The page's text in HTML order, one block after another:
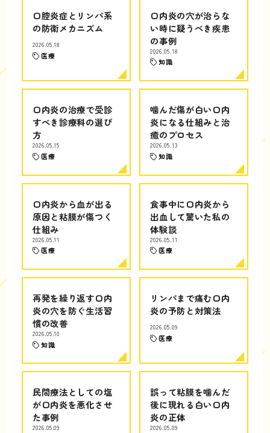
口腔炎症とリンパ系
の防衛メカニズム
2026.05.18
医療
口内炎の穴が治らな
い時に疑うべき疾患
の事例
2026.05.18
知識
口内炎の治療で受診
すべき診療科の選び
方
2026.05.15
医療
噛んだ傷が白い口内
炎になる仕組みと治
癒のプロセス
2026.05.13
知識
口内炎から血が出る
原因と粘膜が傷つく
仕組み
2026.05.11
医療
食事中に口内炎から
出血して驚いた私の
体験談
2026.05.11
医療
再発を繰り返す口内
炎の穴を防ぐ生活習
慣の改善
2026.05.10
知識
リンパまで痛む口内
炎の予防と対策法
2026.05.09
医療
民間療法としての塩
が口内炎を悪化させ
た事例
2026.05.09
誤って粘膜を噛んだ
後に現れる白い口内
炎の正体
2026.05.09